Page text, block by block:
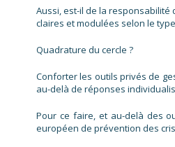
Aussi, est-il de la
claires et modulées selon le
Quadrature du cercle ?
Conforter les outils privés de
au-delà de réponses
Pour ce faire, et au-delà des
européen de prévention des